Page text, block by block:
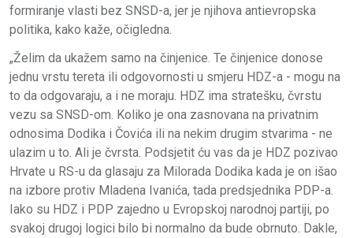
formiranje vlasti bez SNSD-a, jer je njihova antievropska
politika, kako kaže, očigledna.
„Želim da ukažem samo na činjenice. Te činjenice donose
jednu vrstu tereta ili odgovornosti u smjeru HDZ-a - mogu na
to da odgovaraju, a i ne moraju. HDZ ima stratešku, čvrstu
vezu sa SNSD-om. Koliko je ona zasnovana na privatnim
odnosima Dodika i Čovića ili na nekim drugim stvarima - ne
ulazim u to. Ali je čvrsta. Podsjetit ću vas da je HDZ pozivao
Hrvate u RS-u da glasaju za Milorada Dodika kada je on išao
na izbore protiv Mladena Ivanića, tada predsjednika PDP-a.
Iako su HDZ i PDP zajedno u Evropskoj narodnoj partiji, po
svakoj drugoj logici bilo bi normalno da bude obrnuto. Dakle,